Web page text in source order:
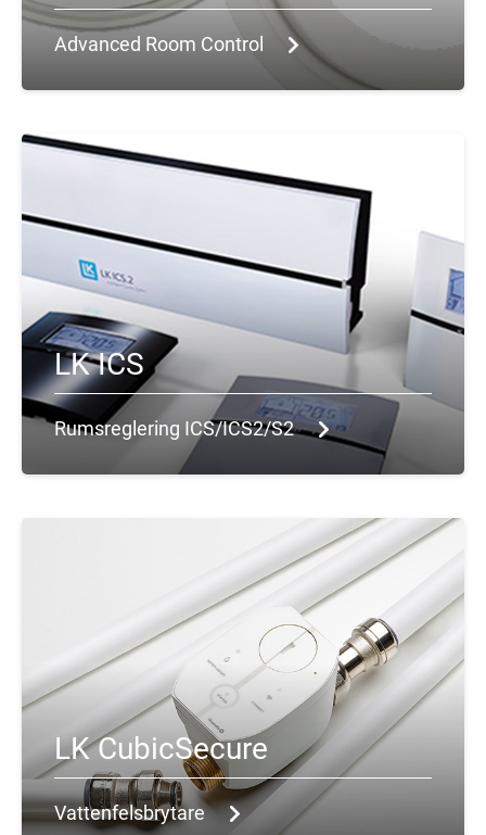
Advanced Room Control
LK ICS
Rumsreglering ICS/ICS2/S2
LK CubicSecure
Vattenfelsbrytare